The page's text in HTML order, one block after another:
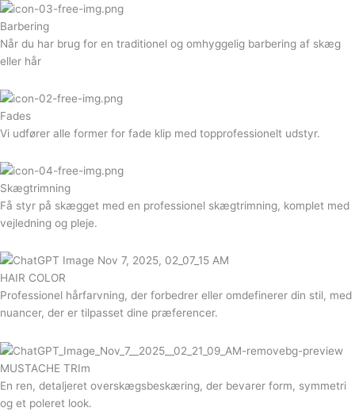
Barbering
Når du har brug for en traditionel og omhyggelig barbering af skæg
eller hår
Fades
Vi udfører alle former for fade klip med topprofessionelt udstyr.
Skægtrimning
Få styr på skægget med en professionel skægtrimning, komplet med
vejledning og pleje.
HAIR COLOR
Professionel hårfarvning, der forbedrer eller omdefinerer din stil, med
nuancer, der er tilpasset dine præferencer.
MUSTACHE TRIm
En ren, detaljeret overskægsbeskæring, der bevarer form, symmetri
og et poleret look.